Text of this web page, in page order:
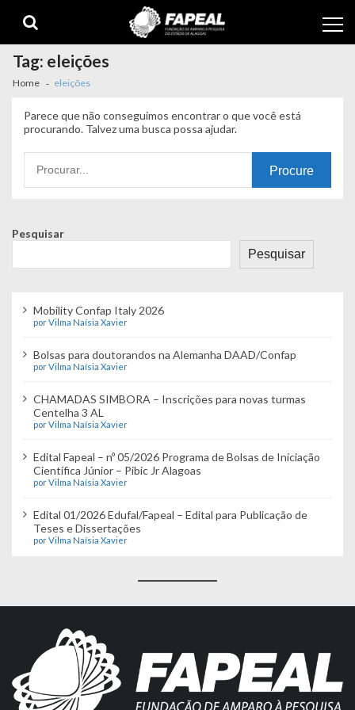
navigation
content
Tag: eleições
Home eleições
Parece que não conseguimos encontrar o que você está
procurando. Talvez uma busca possa ajudar.
por:
Pesquisar
Pesquisar
Mobility Confap Italy 2026
por Vilma Naísia Xavier
Bolsas para doutorandos na Alemanha DAAD/Confap
por Vilma Naísia Xavier
CHAMADAS SIMBORA – Inscrições para novas turmas
Centelha 3 AL
por Vilma Naísia Xavier
Edital Fapeal – nº 05/2026 Programa de Bolsas de Iniciação
Científica Júnior – Pibic Jr Alagoas
por Vilma Naísia Xavier
Edital 01/2026 Edufal/Fapeal – Edital para Publicação de
Teses e Dissertações
por Vilma Naísia Xavier